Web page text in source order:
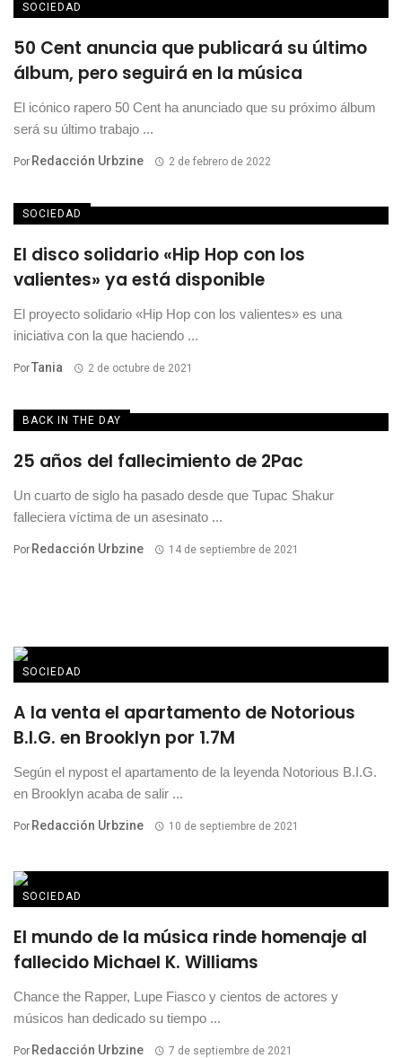
SOCIEDAD
50 Cent anuncia que publicará su último
álbum, pero seguirá en la música
El icónico rapero 50 Cent ha anunciado que su próximo álbum
será su último trabajo ...
Por Redacción Urbzine 2 de febrero de 2022
SOCIEDAD
El disco solidario «Hip Hop con los
valientes» ya está disponible
El proyecto solidario «Hip Hop con los valientes» es una
iniciativa con la que haciendo ...
PorTania 2 de octubre de 2021
BACK IN THE DAY
25 años del fallecimiento de 2Pac
Un cuarto de siglo ha pasado desde que Tupac Shakur
falleciera víctima de un asesinato ...
Por Redacción Urbzine 14 de septiembre de 2021
SOCIEDAD
A la venta el apartamento de Notorious
B.I.G. en Brooklyn por 1.7M
Según el nypost el apartamento de la leyenda Notorious B.I.G.
en Brooklyn acaba de salir ...
Por Redacción Urbzine 10 de septiembre de 2021
SOCIEDAD
El mundo de la música rinde homenaje al
fallecido Michael K. Williams
Chance the Rapper, Lupe Fiasco y cientos de actores y
músicos han dedicado su tiempo ...
Por Redacción Urbzine 7 de septiembre de 2021